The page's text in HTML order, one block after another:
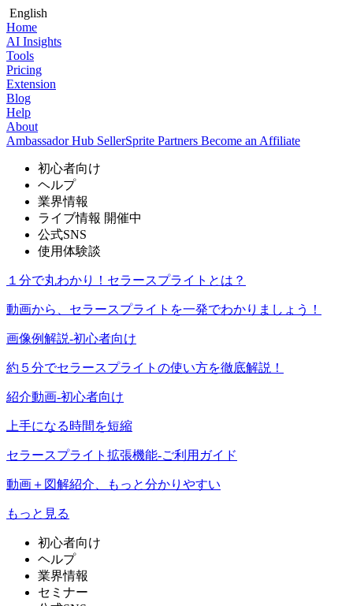
English
Home
AI Insights
Tools
Pricing
Extension
Blog
Help
About
Ambassador Hub SellerSprite Partners Become an Affiliate
初心者向け
ヘルプ
業界情報
ライブ情報 開催中
公式SNS
使用体験談
１分で丸わかり！セラースプライトとは？
動画から、セラースプライトを一発でわかりましょう！
画像例解説-初心者向け
約５分でセラースプライトの使い方を徹底解説！
紹介動画-初心者向け
上手になる時間を短縮
セラースプライト拡張機能-ご利用ガイド
動画＋図解紹介、もっと分かりやすい
もっと見る
初心者向け
ヘルプ
業界情報
セミナー